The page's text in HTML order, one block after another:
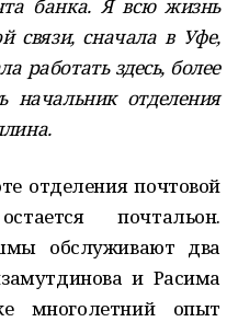
банка. Я всю жизнь
связи, сначала в Уфе,
работать здесь, более
начальник отделения
отделения почтовой
почтальон.
обслуживают два
и Расима
многолетний опыт